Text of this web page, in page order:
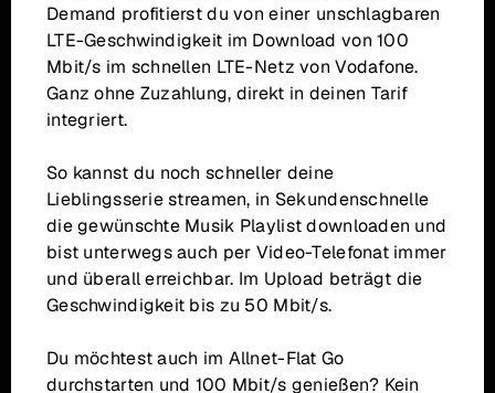
Demand profitierst du von einer unschlagbaren
LTE-Geschwindigkeit im Download von 100
Mbit/s im schnellen LTE-Netz von Vodafone.
Ganz ohne Zuzahlung, direkt in deinen Tarif
integriert.
So kannst du noch schneller deine
Lieblingsserie streamen, in Sekundenschnelle
die gewünschte Musik Playlist downloaden und
bist unterwegs auch per Video-Telefonat immer
und überall erreichbar. Im Upload beträgt die
Geschwindigkeit bis zu 50 Mbit/s.
Du möchtest auch im Allnet-Flat Go
durchstarten und 100 Mbit/s genießen? Kein